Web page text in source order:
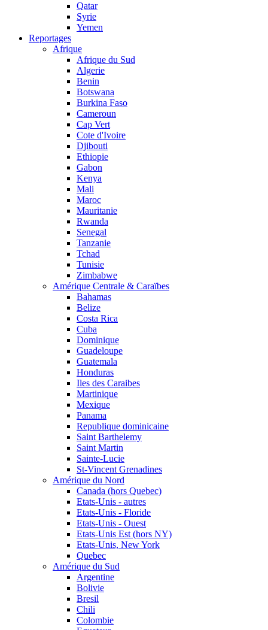
Qatar
Syrie
Yemen
Reportages
Afrique
Afrique du Sud
Algerie
Benin
Botswana
Burkina Faso
Cameroun
Cap Vert
Cote d'Ivoire
Djibouti
Ethiopie
Gabon
Kenya
Mali
Maroc
Mauritanie
Rwanda
Senegal
Tanzanie
Tchad
Tunisie
Zimbabwe
Amérique Centrale & Caraïbes
Bahamas
Belize
Costa Rica
Cuba
Dominique
Guadeloupe
Guatemala
Honduras
Iles des Caraibes
Martinique
Mexique
Panama
Republique dominicaine
Saint Barthelemy
Saint Martin
Sainte-Lucie
St-Vincent Grenadines
Amérique du Nord
Canada (hors Quebec)
Etats-Unis - autres
Etats-Unis - Floride
Etats-Unis - Ouest
Etats-Unis Est (hors NY)
Etats-Unis, New York
Quebec
Amérique du Sud
Argentine
Bolivie
Bresil
Chili
Colombie